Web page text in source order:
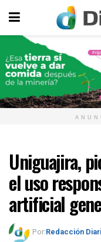
Uniguajira,
el uso
artificial
Por:Redacción